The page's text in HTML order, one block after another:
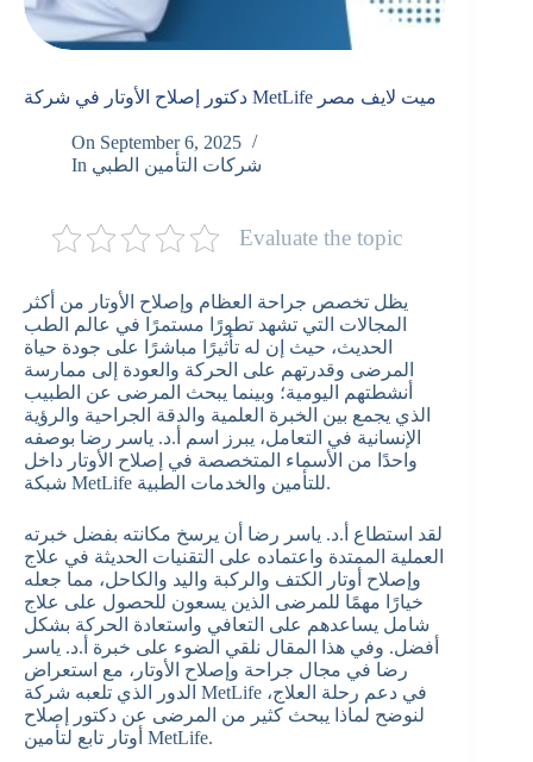
دكتور إصلاح الأوتار في شركة MetLife ميت لايف مصر
On September 6, 2025
In شركات التأمين الطبي
Evaluate the topic
يظل تخصص جراحة العظام وإصلاح الأوتار من أكثر
المجالات التي تشهد تطورًا مستمرًا في عالم الطب
الحديث، حيث إن له تأثيرًا مباشرًا على جودة حياة
المرضى وقدرتهم على الحركة والعودة إلى ممارسة
أنشطتهم اليومية؛ وبينما يبحث المرضى عن الطبيب
الذي يجمع بين الخبرة العلمية والدقة الجراحية والرؤية
الإنسانية في التعامل، يبرز اسم أ.د. ياسر رضا بوصفه
واحدًا من الأسماء المتخصصة في إصلاح الأوتار داخل
شبكة MetLife للتأمين والخدمات الطبية.
لقد استطاع أ.د. ياسر رضا أن يرسخ مكانته بفضل خبرته
العملية الممتدة واعتماده على التقنيات الحديثة في علاج
وإصلاح أوتار الكتف والركبة واليد والكاحل، مما جعله
خيارًا مهمًا للمرضى الذين يسعون للحصول على علاج
شامل يساعدهم على التعافي واستعادة الحركة بشكل
أفضل. وفي هذا المقال نلقي الضوء على خبرة أ.د. ياسر
رضا في مجال جراحة وإصلاح الأوتار، مع استعراض
الدور الذي تلعبه شركة MetLife في دعم رحلة العلاج،
لنوضح لماذا يبحث كثير من المرضى عن دكتور إصلاح
أوتار تابع لتأمين MetLife.